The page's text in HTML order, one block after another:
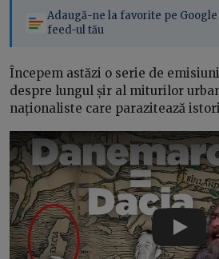
Adaugă-ne la favorite pe
feed-ul tău
Începem astăzi o serie de
despre lungul șir al miturilor
naționaliste care parazitează
Play